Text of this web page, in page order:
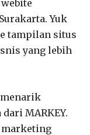
Yuk
tampilan situs
yang lebih
MARKEY.